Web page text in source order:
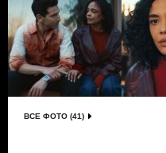
ВСЕ ФОТО (41)